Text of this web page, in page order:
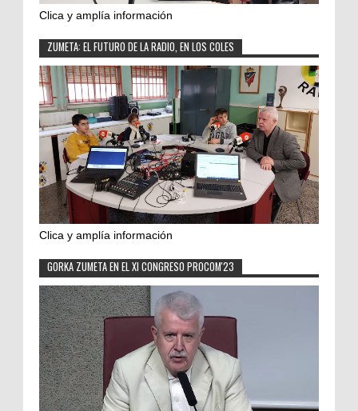
Clica y amplía información
ZUMETA: EL FUTURO DE LA RADIO, EN LOS COLES
Clica y amplía información
GORKA ZUMETA EN EL XI CONGRESO PROCOM'23